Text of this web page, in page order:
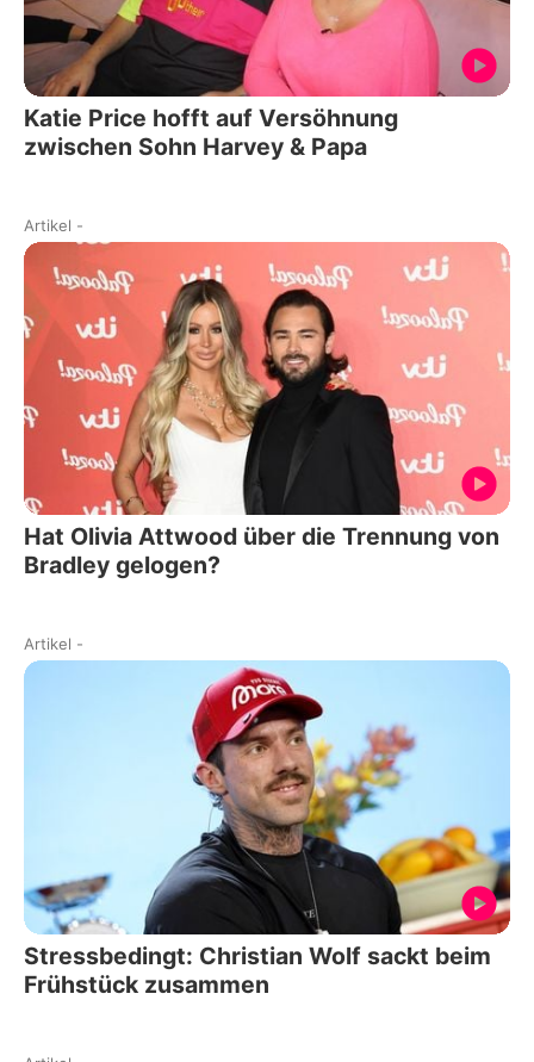
Katie Price hofft auf Versöhnung
zwischen Sohn Harvey & Papa
Artikel -
Hat Olivia Attwood über die Trennung von
Bradley gelogen?
Artikel -
Stressbedingt: Christian Wolf sackt beim
Frühstück zusammen